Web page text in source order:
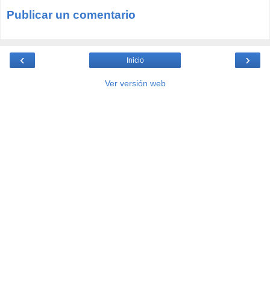
Publicar un comentario
‹ ›
Inicio
Ver versión web